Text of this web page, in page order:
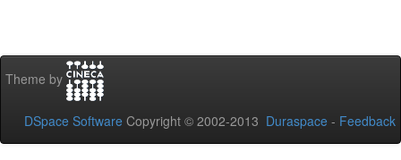
Theme by
DSpace Software Copyright © 2002-2013 Duraspace - Feedback